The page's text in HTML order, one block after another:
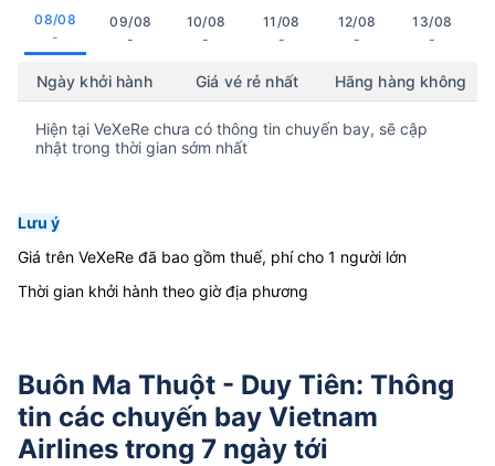
08/08
-
09/08
-
10/08
-
11/08
-
12/08
-
13/08
-
Ngày khởi hành Giá vé rẻ nhất Hãng hàng không
Hiện tại VeXeRe chưa có thông tin chuyến bay, sẽ cập
nhật trong thời gian sớm nhất
Lưu ý
Giá trên VeXeRe đã bao gồm thuế, phí cho 1 người lớn
Thời gian khởi hành theo giờ địa phương
Buôn Ma Thuột - Duy Tiên: Thông
tin các chuyến bay Vietnam
Airlines trong 7 ngày tới